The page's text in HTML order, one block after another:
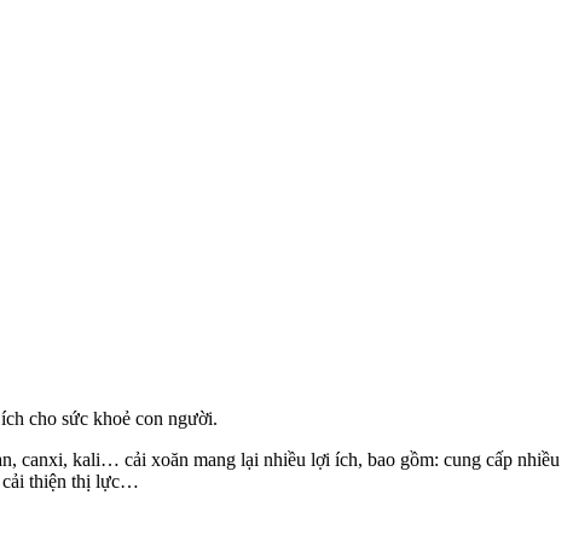
cho sức khoẻ con người.
canxi, kali… cải xoăn mang lại nhiều lợi ích, bao gồm: cung cấp nhiều
cải thiện thị lực…